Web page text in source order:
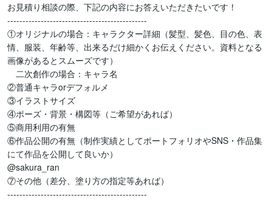
お見積り相談の際、下記の内容にお答えいただきたいです！
----------------------------------------------
①オリジナルの場合：キャラクター詳細（髪型、髪色、目の色、表
情、服装、年齢等、出来るだけ細かくお伝えください。資料となる
画像があるとスムーズです）
二次創作の場合：キャラ名
②普通キャラorデフォルメ
③イラストサイズ
④ポーズ・背景・構図等（ご希望があれば）
⑤商用利用の有無
⑥作品公開の有無（制作実績としてポートフォリオやSNS・作品集
にて作品を公開して良いか）
@sakura_ran
⑦その他（差分、塗り方の指定等あれば）
----------------------------------------------